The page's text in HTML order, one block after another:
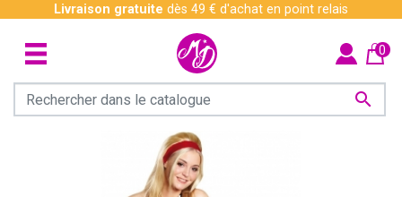
Livraison gratuite dès 49 € d'achat en point relais

0